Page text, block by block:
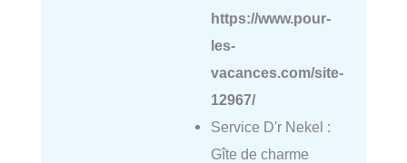
https://www.pour-
les-
vacances.com/site-
12967/
Service D'r Nekel :
Gîte de charme